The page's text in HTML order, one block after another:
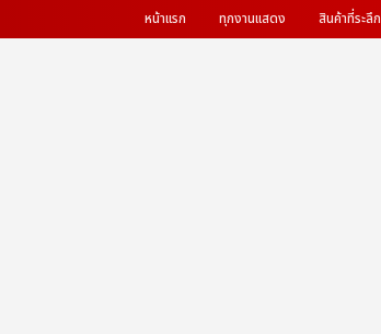
หน้าแรก ทุกงานแสดง สินค้าที่ระลึก